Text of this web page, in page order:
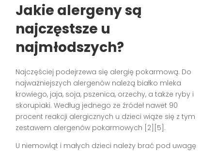
Jakie alergeny są
najczęstsze u
najmłodszych?
Najczęściej podejrzewa się alergię pokarmową. Do
najważniejszych alergenów należą białko mleka
krowiego, jaja, soja, pszenica, orzechy, a także ryby i
skorupiaki. Według jednego ze źródeł nawet 90
procent reakcji alergicznych u dzieci wiąże się z tym
zestawem alergenów pokarmowych [2][5].
U niemowląt i małych dzieci należy brać pod uwagę